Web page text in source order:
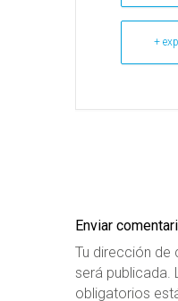
+
Enviar
Tu dirección
será publicada.
obligatorios